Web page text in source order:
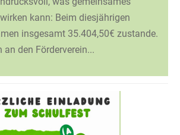
kann: Beim diesjährigen
insgesamt 35.404,50€ zustande.
an den Förderverein...